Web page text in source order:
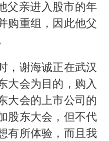
父亲进入股市的年
购重组，因此他父
，谢海诚正在武汉
大会为目的，购入
大会的上市公司的
股东大会，但不代
有所体验，而且我